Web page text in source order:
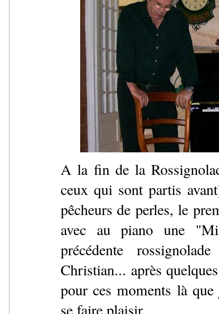
A la fin de la
ceux qui sont partis
pêcheurs de perles, le
avec au piano une
précédente
Christian... après
pour ces moments là